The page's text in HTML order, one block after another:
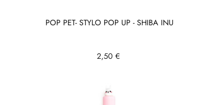
POP PET- STYLO POP UP - SHIBA INU
Prix
2,50 €